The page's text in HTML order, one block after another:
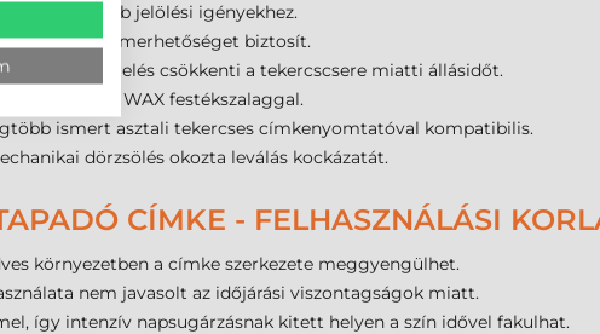
a tartósabb jelölési igényekhez.
vizuális felismerhetőséget biztosít.
kiszerelés csökkenti a tekercscsere miatti állásidőt.
standard WAX festékszalaggal.
ismert asztali tekercses címkenyomtatóval kompatibilis.
dörzsölés okozta leválás kockázatát.
CÍMKE - FELHASZNÁLÁSI
környezetben a címke szerkezete meggyengülhet.
nem javasolt az időjárási viszontagságok miatt.
így intenzív napsugárzásnak kitett helyen a szín idővel fakulhat.